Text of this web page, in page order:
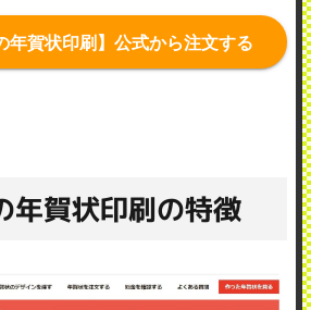
年賀状印刷】公式から注文する
年賀状印刷の特徴